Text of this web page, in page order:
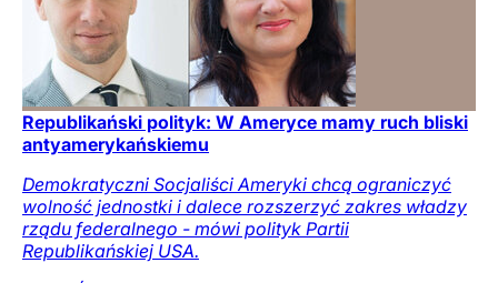
Republikański polityk: W Ameryce mamy ruch bliski
antyamerykańskiemu
Demokratyczni Socjaliści Ameryki chcą ograniczyć
wolność jednostki i dalece rozszerzyć zakres władzy
rządu federalnego - mówi polityk Partii
Republikańskiej USA.